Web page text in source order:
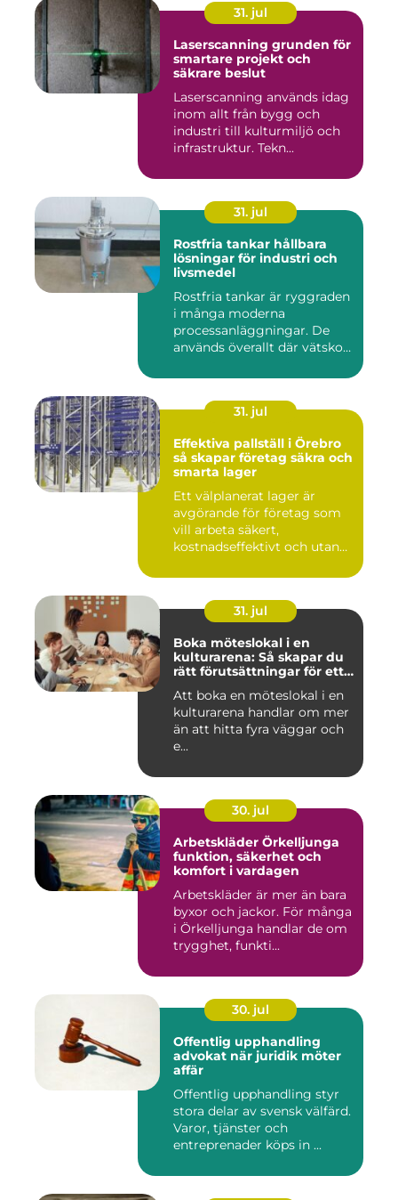
31. jul
Laserscanning grunden för
smartare projekt och
säkrare beslut
Laserscanning används idag
inom allt från bygg och
industri till kulturmiljö och
infrastruktur. Tekn...
31. jul
Rostfria tankar hållbara
lösningar för industri och
livsmedel
Rostfria tankar är ryggraden
i många moderna
processanläggningar. De
används överallt där vätskor,
31. jul
Effektiva pallställ i Örebro
så skapar företag säkra och
smarta lager
Ett välplanerat lager är
avgörande för företag som
vill arbeta säkert,
kostnadseffektivt och utan
31. jul
Boka möteslokal i en
kulturarena: Så skapar du
rätt förutsättningar för ett
Att boka en möteslokal i en
kulturarena handlar om mer
än att hitta fyra väggar och
e...
30. jul
Arbetskläder Örkelljunga
funktion, säkerhet och
komfort i vardagen
Arbetskläder är mer än bara
byxor och jackor. För många
i Örkelljunga handlar de om
trygghet, funkti...
30. jul
Offentlig upphandling
advokat när juridik möter
affär
Offentlig upphandling styr
stora delar av svensk välfärd.
Varor, tjänster och
entreprenader köps in ...